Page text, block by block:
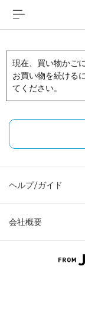
現在、買い物かご
お買い物を続ける
てください。
ヘルプ/ガイド
会社概要